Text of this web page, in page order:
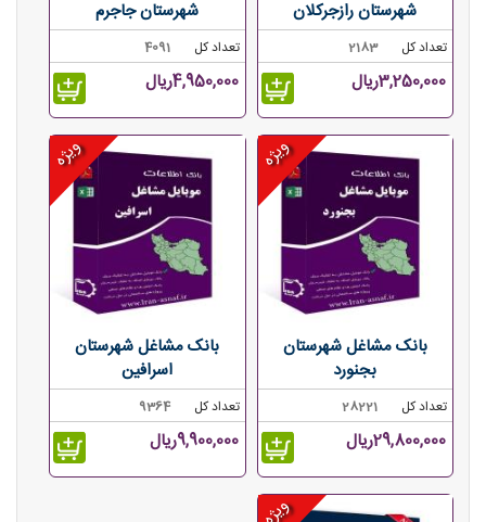
شهرستان رازجرکلان
تعداد کل 2183
3,250,000ریال
شهرستان جاجرم
تعداد کل 4091
4,950,000ریال
ویژه
بانک مشاغل شهرستان
بجنورد
تعداد کل 28221
29,800,000ریال
ویژه
بانک مشاغل شهرستان
اسرافین
تعداد کل 9364
9,900,000ریال
ویژه